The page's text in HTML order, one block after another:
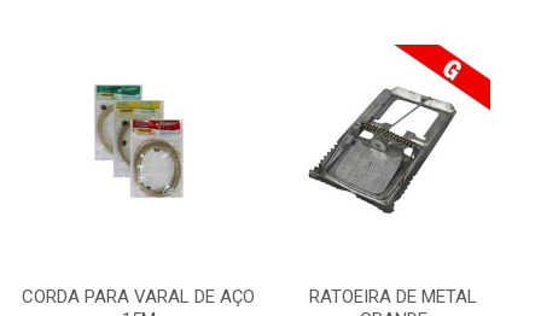
CORDA PARA VARAL DE AÇO
RATOEIRA DE METAL